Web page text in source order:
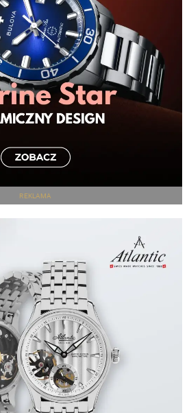
REKLAMA